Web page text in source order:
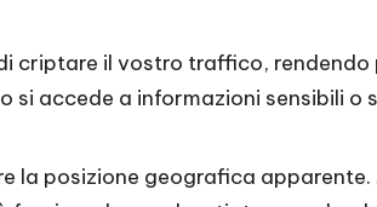
criptare il vostro traffico,
accede a informazioni sensibili
la posizione geografica apparente.